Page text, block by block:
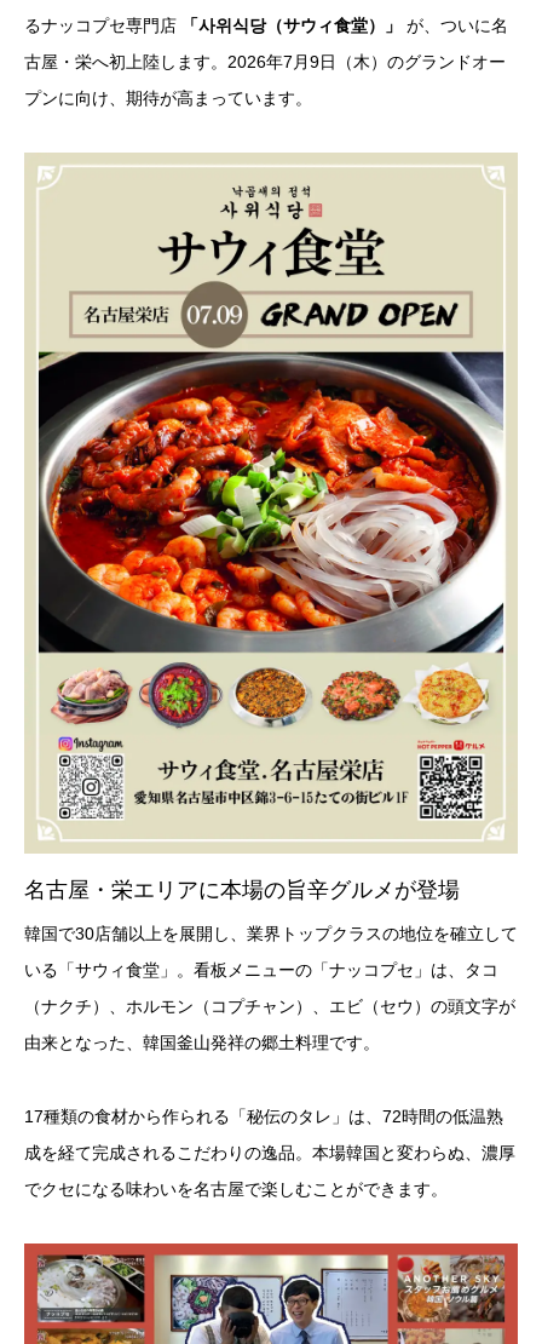
るナッコプセ専門店
「사위식당（サウィ食堂）」
が、ついに名
古屋・栄へ初上陸します。2026年7月9日（木）のグランドオー
プンに向け、期待が高まっています。
名古屋・栄エリアに本場の旨辛グルメが登場
韓国で30店舗以上を展開し、業界トップクラスの地位を確立して
いる「サウィ食堂」。看板メニューの「ナッコプセ」は、タコ
（ナクチ）、ホルモン（コプチャン）、エビ（セウ）の頭文字が
由来となった、韓国釜山発祥の郷土料理です。
17種類の食材から作られる「秘伝のタレ」は、72時間の低温熟
成を経て完成されるこだわりの逸品。本場韓国と変わらぬ、濃厚
でクセになる味わいを名古屋で楽しむことができます。